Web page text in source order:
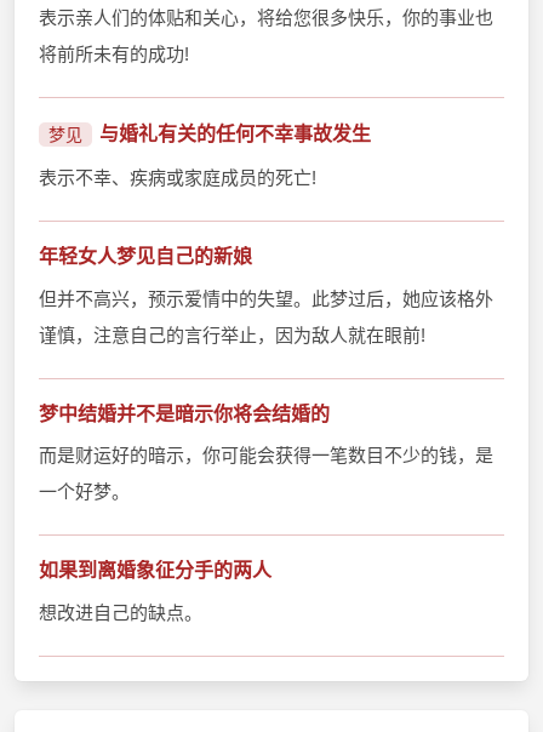
表示亲人们的体贴和关心，将给您很多快乐，你的事业也
将前所未有的成功!
梦见 与婚礼有关的任何不幸事故发生
表示不幸、疾病或家庭成员的死亡!
年轻女人梦见自己的新娘
但并不高兴，预示爱情中的失望。此梦过后，她应该格外
谨慎，注意自己的言行举止，因为敌人就在眼前!
梦中结婚并不是暗示你将会结婚的
而是财运好的暗示，你可能会获得一笔数目不少的钱，是
一个好梦。
如果到离婚象征分手的两人
想改进自己的缺点。